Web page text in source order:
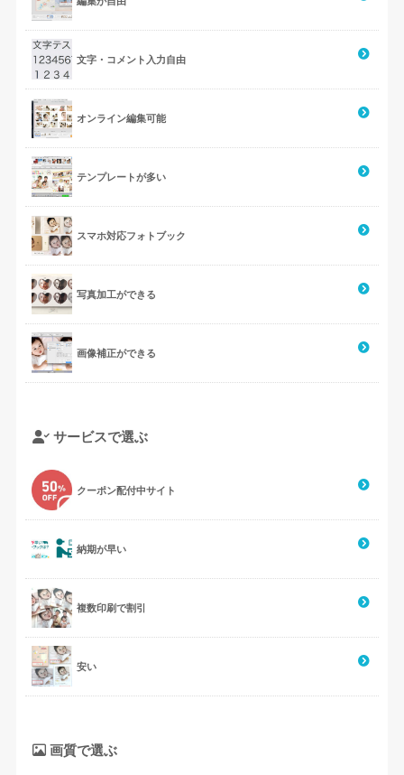
文字・コメント入力自由
オンライン編集可能
テンプレートが多い
スマホ対応フォトブック
写真加工ができる
画像補正ができる
サービスで選ぶ
クーポン配付中サイト
納期が早い
複数印刷で割引
安い
画質で選ぶ